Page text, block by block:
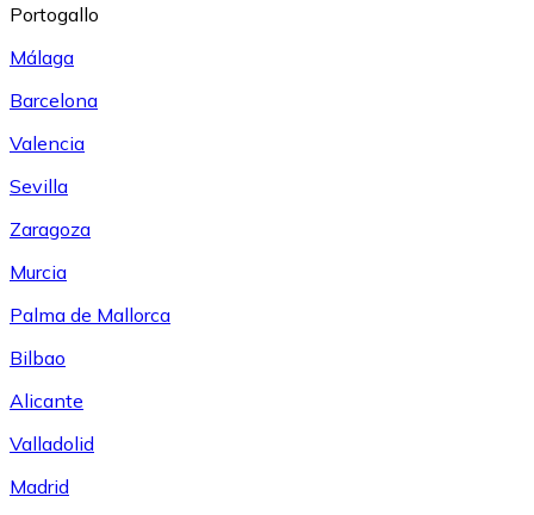
Portogallo
Málaga
Barcelona
Valencia
Sevilla
Zaragoza
Murcia
Palma de Mallorca
Bilbao
Alicante
Valladolid
Madrid